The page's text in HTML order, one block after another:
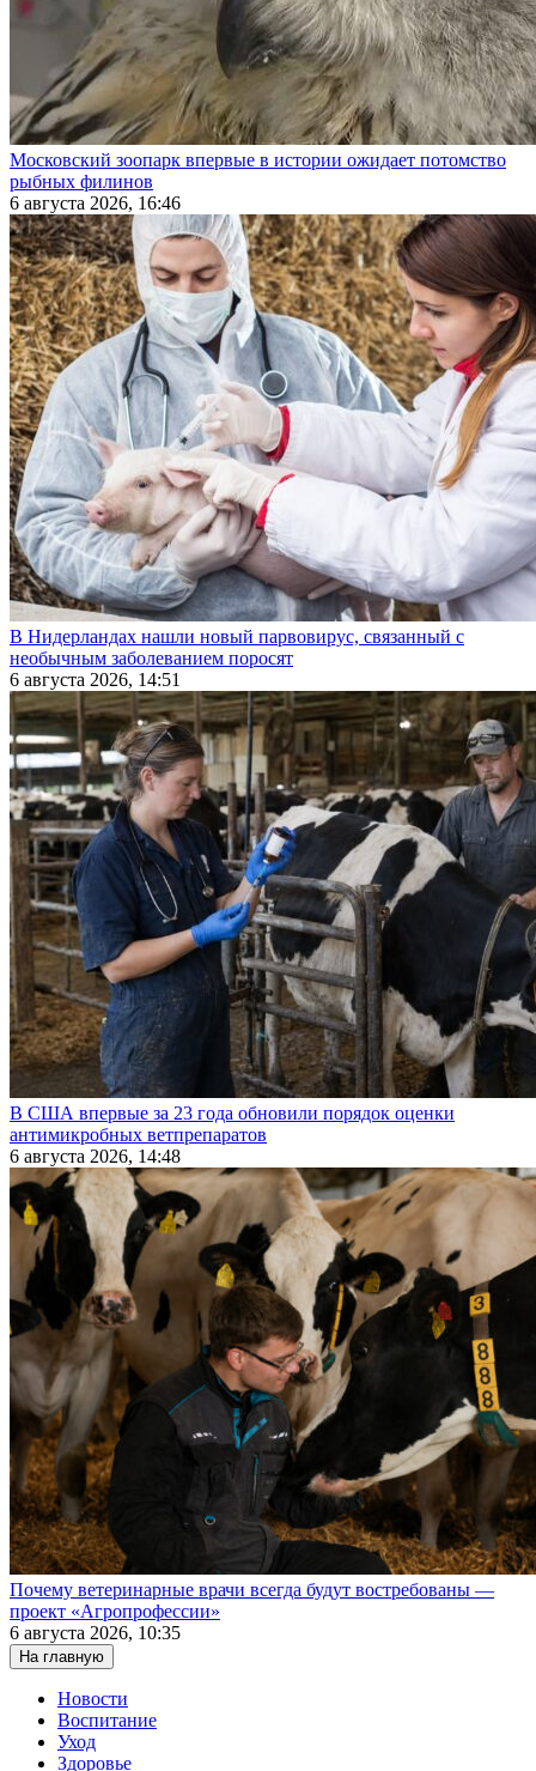
Московский зоопарк впервые в истории ожидает потомство
рыбных филинов
6 августа 2026, 16:46
В Нидерландах нашли новый парвовирус, связанный с
необычным заболеванием поросят
6 августа 2026, 14:51
В США впервые за 23 года обновили порядок оценки
антимикробных ветпрепаратов
6 августа 2026, 14:48
Почему ветеринарные врачи всегда будут востребованы —
проект «Агропрофессии»
6 августа 2026, 10:35
На главную
Новости
Воспитание
Уход
Здоровье